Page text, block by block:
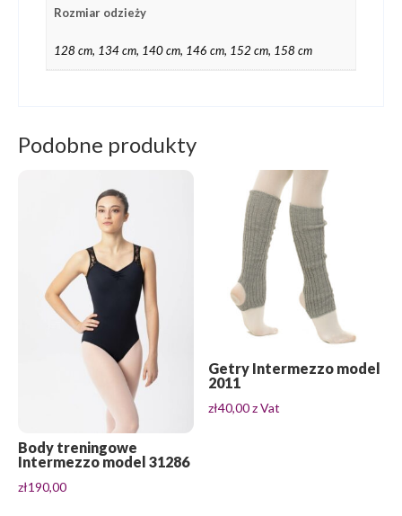
Rozmiar odzieży
128 cm, 134 cm, 140 cm, 146 cm, 152 cm, 158 cm
Podobne produkty
Body treningowe
Intermezzo model 31286
zł190,00
Getry Intermezzo model
2011
zł40,00z Vat